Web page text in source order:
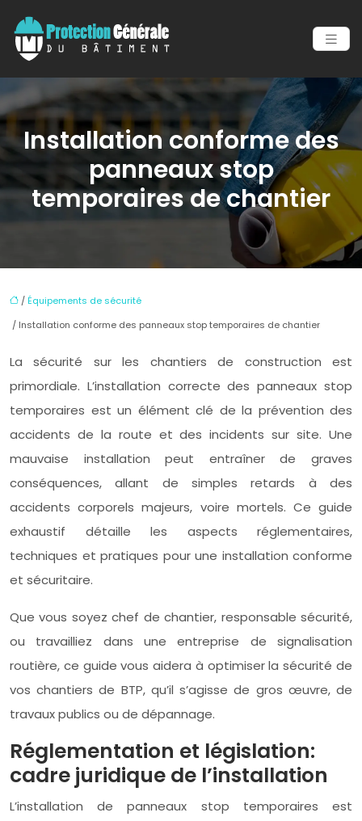
Installation conforme des
panneaux stop
temporaires de chantier
/ Équipements de sécurité
/ Installation conforme des panneaux stop temporaires de chantier
La sécurité sur les chantiers de construction est
primordiale. L’installation correcte des panneaux stop
temporaires est un élément clé de la prévention des
accidents de la route et des incidents sur site. Une
mauvaise installation peut entraîner de graves
conséquences, allant de simples retards à des
accidents corporels majeurs, voire mortels. Ce guide
exhaustif détaille les aspects réglementaires,
techniques et pratiques pour une installation conforme
et sécuritaire.
Que vous soyez chef de chantier, responsable sécurité,
ou travailliez dans une entreprise de signalisation
routière, ce guide vous aidera à optimiser la sécurité de
vos chantiers de BTP, qu’il s’agisse de gros œuvre, de
travaux publics ou de dépannage.
Réglementation et législation:
cadre juridique de l’installation
L’installation de panneaux stop temporaires est